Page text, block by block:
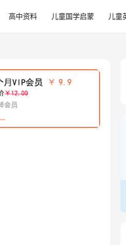
高中资料 儿童国学启蒙 儿童